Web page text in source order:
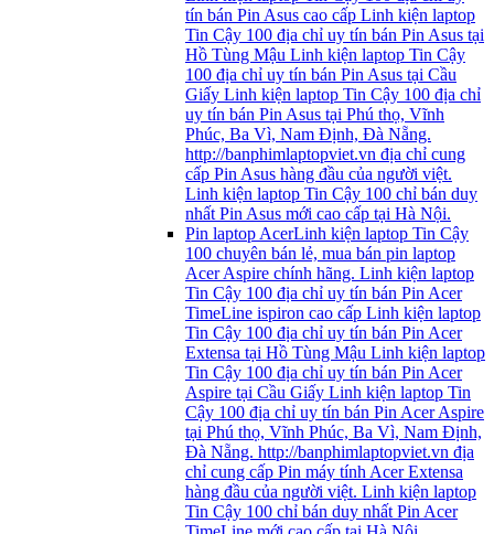
tín bán Pin Asus cao cấp Linh kiện laptop
Tin Cậy 100 địa chỉ uy tín bán Pin Asus tại
Hồ Tùng Mậu Linh kiện laptop Tin Cậy
100 địa chỉ uy tín bán Pin Asus tại Cầu
Giấy Linh kiện laptop Tin Cậy 100 địa chỉ
uy tín bán Pin Asus tại Phú thọ, Vĩnh
Phúc, Ba Vì, Nam Định, Đà Nẵng.
http://banphimlaptopviet.vn địa chỉ cung
cấp Pin Asus hàng đầu của người việt.
Linh kiện laptop Tin Cậy 100 chỉ bán duy
nhất Pin Asus mới cao cấp tại Hà Nội.
Pin laptop AcerLinh kiện laptop Tin Cậy
100 chuyên bán lẻ, mua bán pin laptop
Acer Aspire chính hãng. Linh kiện laptop
Tin Cậy 100 địa chỉ uy tín bán Pin Acer
TimeLine ispiron cao cấp Linh kiện laptop
Tin Cậy 100 địa chỉ uy tín bán Pin Acer
Extensa tại Hồ Tùng Mậu Linh kiện laptop
Tin Cậy 100 địa chỉ uy tín bán Pin Acer
Aspire tại Cầu Giấy Linh kiện laptop Tin
Cậy 100 địa chỉ uy tín bán Pin Acer Aspire
tại Phú thọ, Vĩnh Phúc, Ba Vì, Nam Định,
Đà Nẵng. http://banphimlaptopviet.vn địa
chỉ cung cấp Pin máy tính Acer Extensa
hàng đầu của người việt. Linh kiện laptop
Tin Cậy 100 chỉ bán duy nhất Pin Acer